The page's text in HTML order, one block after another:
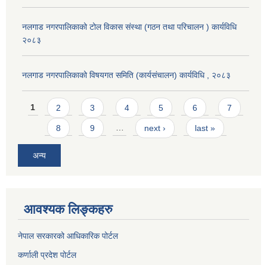
नलगाड नगरपालिकाको टोल विकास संस्था (गठन तथा परिचालन ) कार्यविधि
२०८३
नलगाड नगरपालिकाको विषयगत समिति (कार्यसंचालन) कार्यविधि , २०८३
Pages
1 2 3 4 5 6 7
8 9 … next › last »
अन्य
आवश्यक लिङ्कहरु
नेपाल सरकारको आधिकारिक पोर्टल
कर्णाली प्रदेश पोर्टल